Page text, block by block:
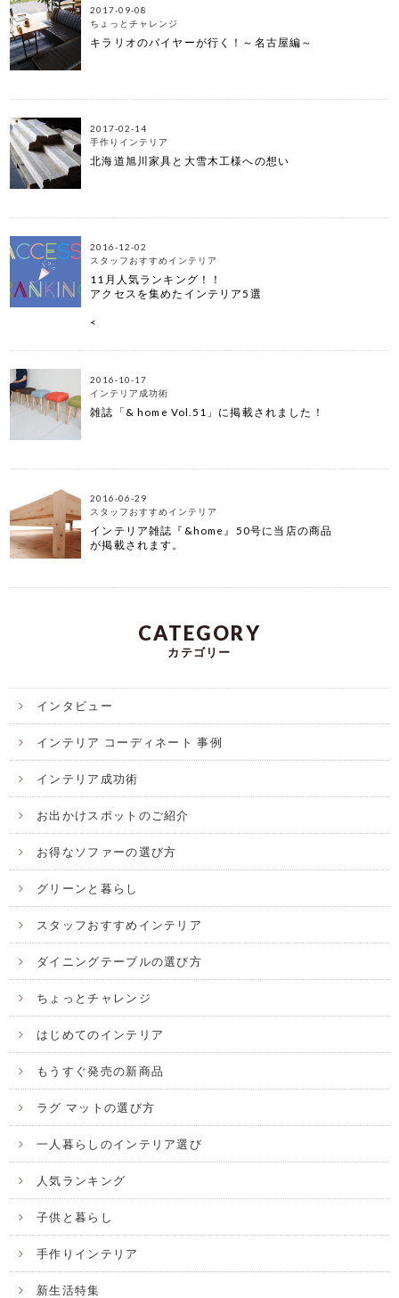
2017-09-08
ちょっとチャレンジ
キラリオのバイヤーが行く！～名古屋編～
2017-02-14
手作りインテリア
北海道旭川家具と大雪木工様への想い
2016-12-02
スタッフおすすめインテリア
11月人気ランキング！！
アクセスを集めたインテリア5選
<
2016-10-17
インテリア成功術
雑誌「& home Vol.51」に掲載されました！
2016-06-29
スタッフおすすめインテリア
インテリア雑誌『&home』50号に当店の商品
が掲載されます。
CATEGORY
カテゴリー
インタビュー
インテリア コーディネート 事例
インテリア成功術
お出かけスポットのご紹介
お得なソファーの選び方
グリーンと暮らし
スタッフおすすめインテリア
ダイニングテーブルの選び方
ちょっとチャレンジ
はじめてのインテリア
もうすぐ発売の新商品
ラグ マットの選び方
一人暮らしのインテリア選び
人気ランキング
子供と暮らし
手作りインテリア
新生活特集